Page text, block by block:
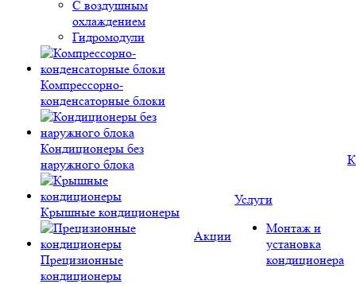
С воздушным
охлаждением
Гидромодули
Компрессорно-
конденсаторные блоки
Кондиционеры без
наружного блока
Крышные кондиционеры
Прецизионные
кондиционеры
Акции
Услуги
Монтаж и
установка
кондиционера